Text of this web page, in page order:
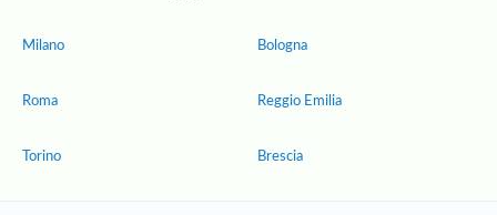
Milano
Roma
Torino
Bologna
Reggio Emilia
Brescia